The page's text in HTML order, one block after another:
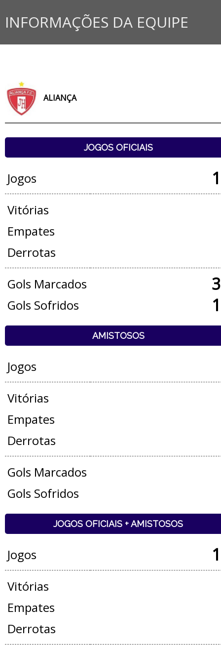
INFORMAÇÕES DA EQUIPE
ALIANÇA
JOGOS OFICIAIS
Jogos
Vitórias
Empates
Derrotas
Gols Marcados
Gols Sofridos
AMISTOSOS
Jogos
Vitórias
Empates
Derrotas
Gols Marcados
Gols Sofridos
JOGOS OFICIAIS + AMISTOSOS
Jogos
Vitórias
Empates
Derrotas